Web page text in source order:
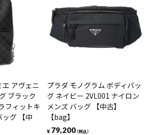
エ アヴェニ
ブラック
フィットキ
ッグ 【中
プラダ モノグラム ボディバッ
グ ネイビー 2VL001 ナイロン
メンズ バッグ 【中古】
【bag】
¥ 79,200（税込）